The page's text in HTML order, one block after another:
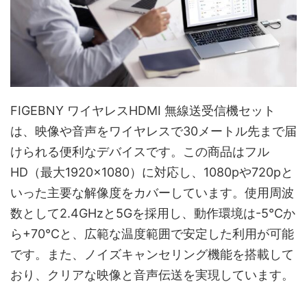
FIGEBNY ワイヤレスHDMI 無線送受信機セット
は、映像や音声をワイヤレスで30メートル先まで届
けられる便利なデバイスです。この商品はフル
HD（最大1920×1080）に対応し、1080pや720pと
いった主要な解像度をカバーしています。使用周波
数として2.4GHzと5Gを採用し、動作環境は-5℃か
ら+70℃と、広範な温度範囲で安定した利用が可能
です。また、ノイズキャンセリング機能を搭載して
おり、クリアな映像と音声伝送を実現しています。